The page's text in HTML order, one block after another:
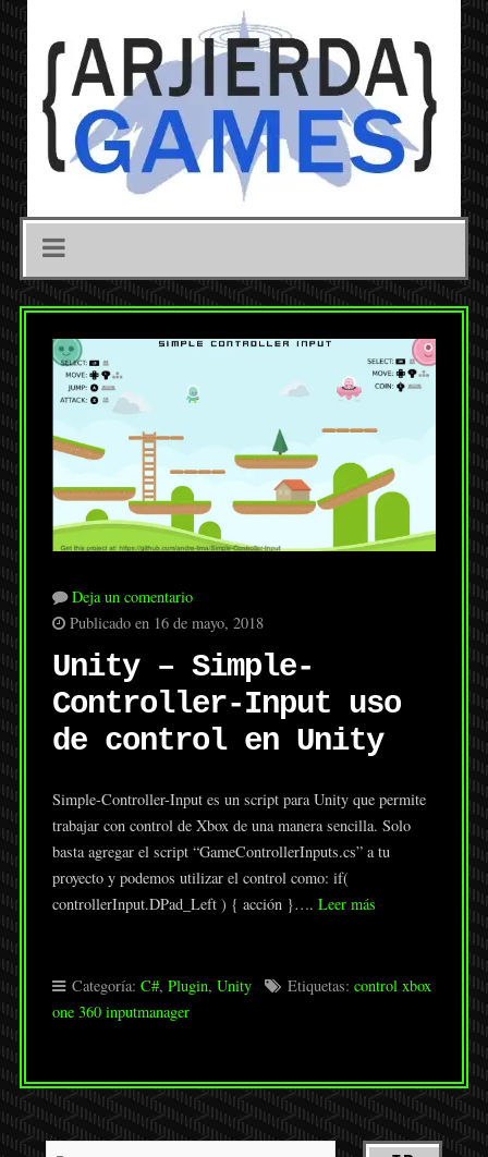
Deja un comentario
Publicado en 16 de mayo, 2018
Unity – Simple-
Controller-Input uso
de control en Unity
Simple-Controller-Input es un script para Unity que permite
trabajar con control de Xbox de una manera sencilla. Solo
basta agregar el script “GameControllerInputs.cs” a tu
proyecto y podemos utilizar el control como: if(
controllerInput.DPad_Left ) { acción }…. Leer más
Categoría: C#, Plugin, Unity Etiquetas: control xbox
one 360 inputmanager